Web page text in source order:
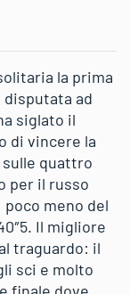
la prima
disputata ad
siglato il
di vincere la
quattro
per il russo
poco meno del
Il migliore
traguardo: il
sci e molto